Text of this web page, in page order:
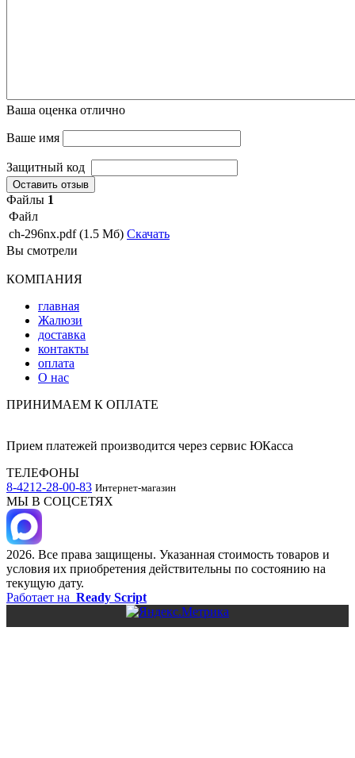
Ваша оценка отлично
Ваше имя
Защитный код
Оставить отзыв
Файлы 1
Файл
ch-296nx.pdf (1.5 Мб) Скачать
Вы смотрели
КОМПАНИЯ
главная
Жалюзи
доставка
контакты
оплата
О нас
ПРИНИМАЕМ К ОПЛАТЕ
Прием платежей производится через сервис ЮКасса
ТЕЛЕФОНЫ
8-4212-28-00-83 Интернет-магазин
МЫ В СОЦСЕТЯХ
2026. Все права защищены. Указанная стоимость товаров и
условия их приобретения действительны по состоянию на
текущую дату.
Работает на Ready Script